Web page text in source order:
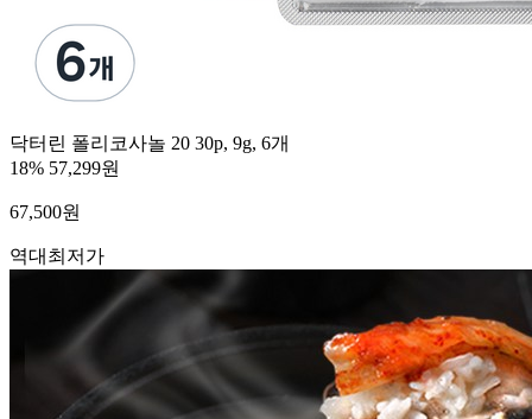
닥터린 폴리코사놀 20 30p, 9g, 6개
18% 57,299원
67,500원
역대최저가